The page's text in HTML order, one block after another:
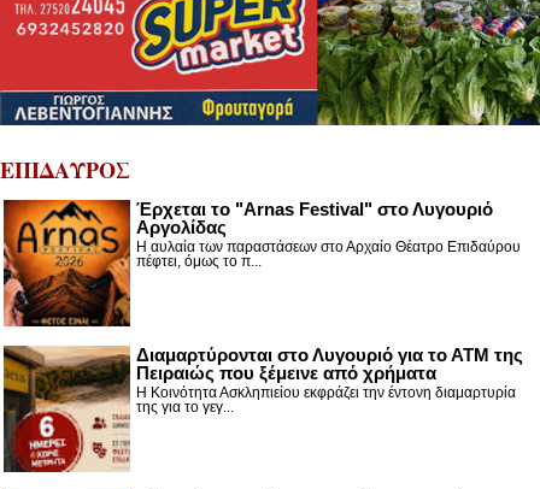
ΕΠΙΔΑΥΡΟΣ
Έρχεται το "Arnas Festival" στο Λυγουριό
Αργολίδας
Η αυλαία των παραστάσεων στο Αρχαίο Θέατρο Επιδαύρου
πέφτει, όμως το π...
Διαμαρτύρονται στο Λυγουριό για το ΑΤΜ της
Πειραιώς που ξέμεινε από χρήματα
Η Κοινότητα Ασκληπιείου εκφράζει την έντονη διαμαρτυρία
της για το γεγ...